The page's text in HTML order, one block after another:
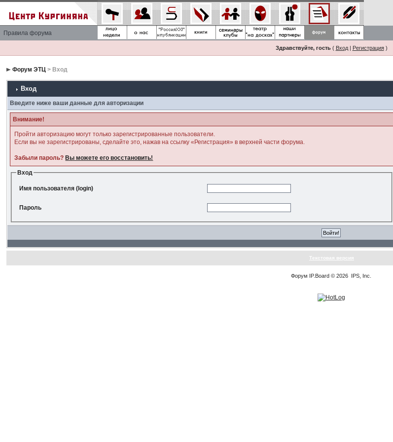
Правила форума
Здравствуйте, гость( Вход| Регистрация)
Форум ЭТЦ > Вход
Вход
Введите ниже ваши данные для авторизации
Внимание!
Пройти авторизацию могут только зарегистрированные пользователи.
Если вы не зарегистрированы, сделайте это, нажав на ссылку «Регистрация» в верхней части форума.
Забыли пароль? Вы можете его восстановить!
Вход
Имя пользователя (login)
Пароль
Текстовая версия
Форум IP.Board © 2026 IPS, Inc